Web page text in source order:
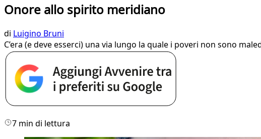
Onore allo spirito meridiano
di Luigino Bruni
C’era (e deve esserci) una via lungo la quale i poveri non sono
7 min di lettura